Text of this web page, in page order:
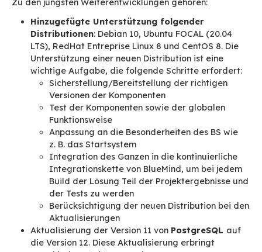
Verschiedene Anzeigenin Form einer
nach Konversation